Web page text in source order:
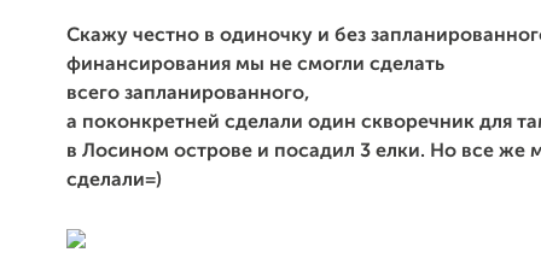
Скажу честно в одиночку и без
финансирования мы не смогли сделать
всего запланированного,
а поконкретней сделали один скворечник для
в Лосином острове и посадил 3 елки. Но все же
сделали=)